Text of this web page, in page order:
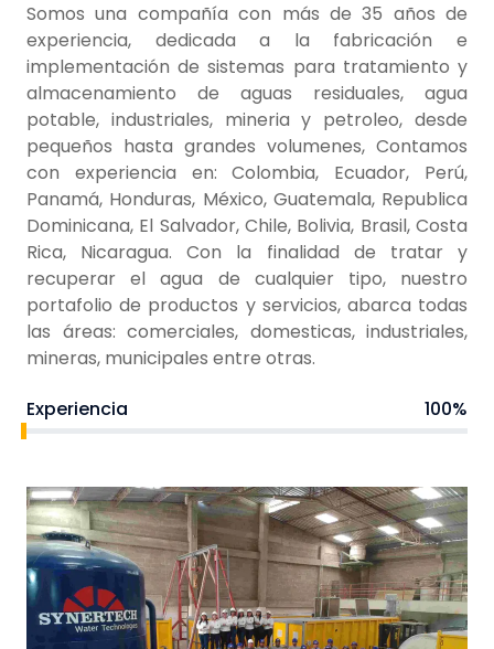
Somos una compañía con más de 35 años de
experiencia, dedicada a la fabricación e
implementación de sistemas para tratamiento y
almacenamiento de aguas residuales, agua
potable, industriales, mineria y petroleo, desde
pequeños hasta grandes volumenes, Contamos
con experiencia en: Colombia, Ecuador, Perú,
Panamá, Honduras, México, Guatemala, Republica
Dominicana, El Salvador, Chile, Bolivia, Brasil, Costa
Rica, Nicaragua. Con la finalidad de tratar y
recuperar el agua de cualquier tipo, nuestro
portafolio de productos y servicios, abarca todas
las áreas: comerciales, domesticas, industriales,
mineras, municipales entre otras.
Experiencia
100%